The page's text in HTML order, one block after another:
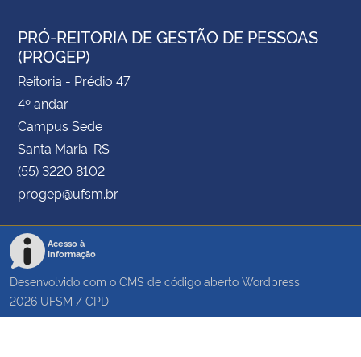
PRÓ-REITORIA DE GESTÃO DE PESSOAS
(PROGEP)
Reitoria - Prédio 47
4º andar
Campus Sede
Santa Maria-RS
(55) 3220 8102
progep@ufsm.br
Acesso à
Informação
Desenvolvido com o CMS de código aberto Wordpress
2026 UFSM / CPD